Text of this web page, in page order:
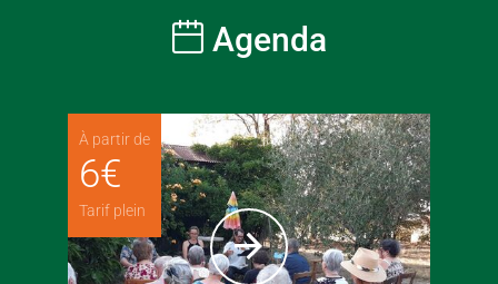
Agenda
À partir de
6€
Tarif plein